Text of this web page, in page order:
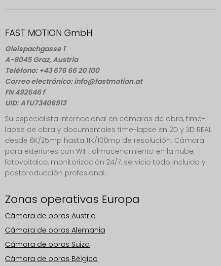
FAST MOTION GmbH
Gleispachgasse 1
A-8045 Graz, Austria
Teléfono: +43 676 66 20 100
Correo electrónico: info@fastmotion.at
FN 492646 f
UID: ATU73406913
Su especialista internacional en cámaras de obra, time-
lapse de obra y documentales time-lapse en 2D y 3D REAL
desde 6K/25mp hasta 11K/100mp de resolución. Cámara
para exteriores con WIFI, almacenamiento en la nube,
fotovoltaica, monitorización 24/7, servicio todo incluido y
postproducción profesional.
Zonas operativas Europa
Cámara de obras Austria
Cámara de obras Alemania
Cámara de obras Suiza
Cámara de obras Bélgica